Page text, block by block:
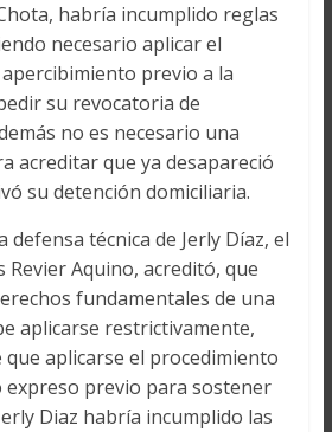
habría incumplido reglas
necesario aplicar el
previo a la
su revocatoria de
no es necesario una
acreditar que ya desapareció
su detención domiciliaria.
defensa técnica de Jerly Díaz, el
Revier Aquino, acreditó, que
fundamentales de una
aplicarse restrictivamente,
aplicarse el procedimiento
expreso previo para sostener
Diaz habría incumplido las